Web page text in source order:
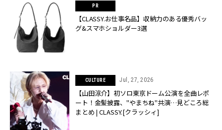
【CLASSY.お仕事名品】収納力のある優秀バッ
グ&スマホショルダー3選
CULTURE Jul, 27, 2026
【山田涼介】初ソロ東京ドーム公演を全曲レポ
ート！金髪披露、"やまちね"共演…見どころ総
まとめ | CLASSY.[クラッシィ]